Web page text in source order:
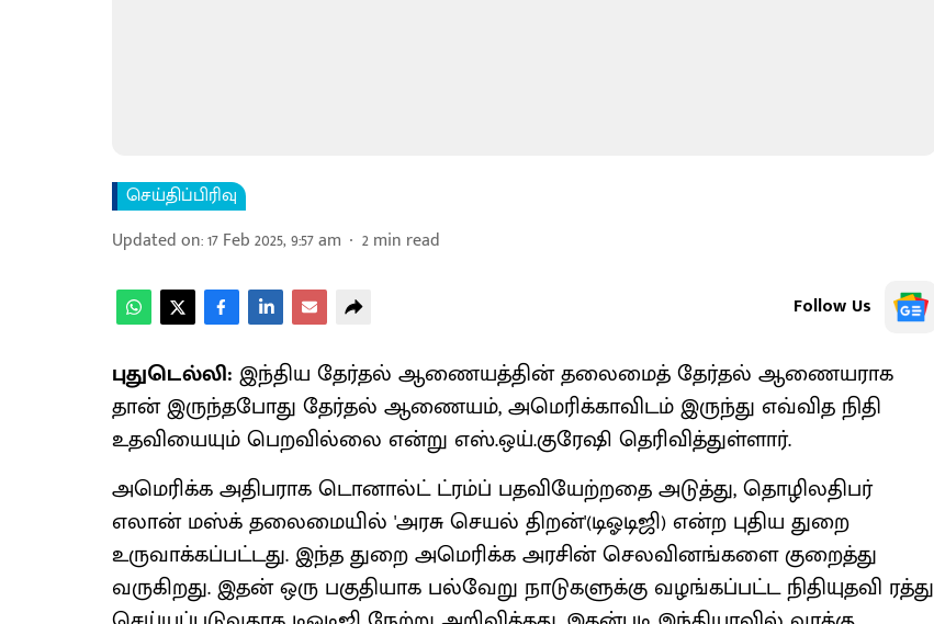
செய்திப்பிரிவு
Updated on:17 Feb 2025, 9:57 am 2min read
Follow Us
புதுடெல்லி: இந்திய தேர்தல் ஆணையத்தின் தலைமைத் தேர்தல் ஆணையராக
தான் இருந்தபோது தேர்தல் ஆணையம், அமெரிக்காவிடம் இருந்து எவ்வித நிதி
உதவியையும் பெறவில்லை என்று எஸ்.ஒய்.குரேஷி தெரிவித்துள்ளார்.
அமெரிக்க அதிபராக டொனால்ட் ட்ரம்ப் பதவியேற்றதை அடுத்து, தொழிலதிபர்
எலான் மஸ்க் தலைமையில் 'அரசு செயல் திறன்'(டிஓடிஜி) என்ற புதிய துறை
உருவாக்கப்பட்டது. இந்த துறை அமெரிக்க அரசின் செலவினங்களை குறைத்து
வருகிறது. இதன் ஒரு பகுதியாக பல்வேறு நாடுகளுக்கு வழங்கப்பட்ட நிதியுதவி ரத்து